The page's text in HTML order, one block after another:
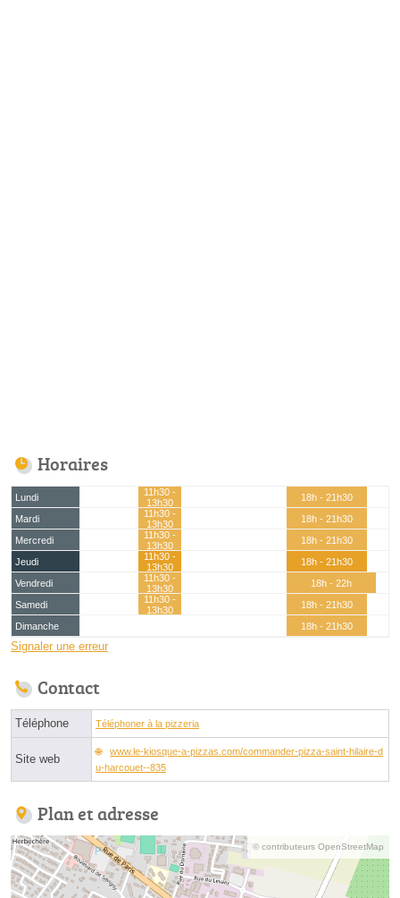
Horaires
Lundi
11h30 -
13h30
18h - 21h30
Mardi
11h30 -
13h30
18h - 21h30
Mercredi
11h30 -
13h30
18h - 21h30
Jeudi
11h30 -
13h30
18h - 21h30
Vendredi
11h30 -
13h30
18h - 22h
Samedi
11h30 -
13h30
18h - 21h30
Dimanche
18h - 21h30
Signaler une erreur
Contact
Téléphone Téléphoner à la pizzeria
Site web
www.le-kiosque-a-pizzas.com/commander-pizza-saint-hilaire-d
u-harcouet--835
Plan et adresse
© contributeurs OpenStreetMap